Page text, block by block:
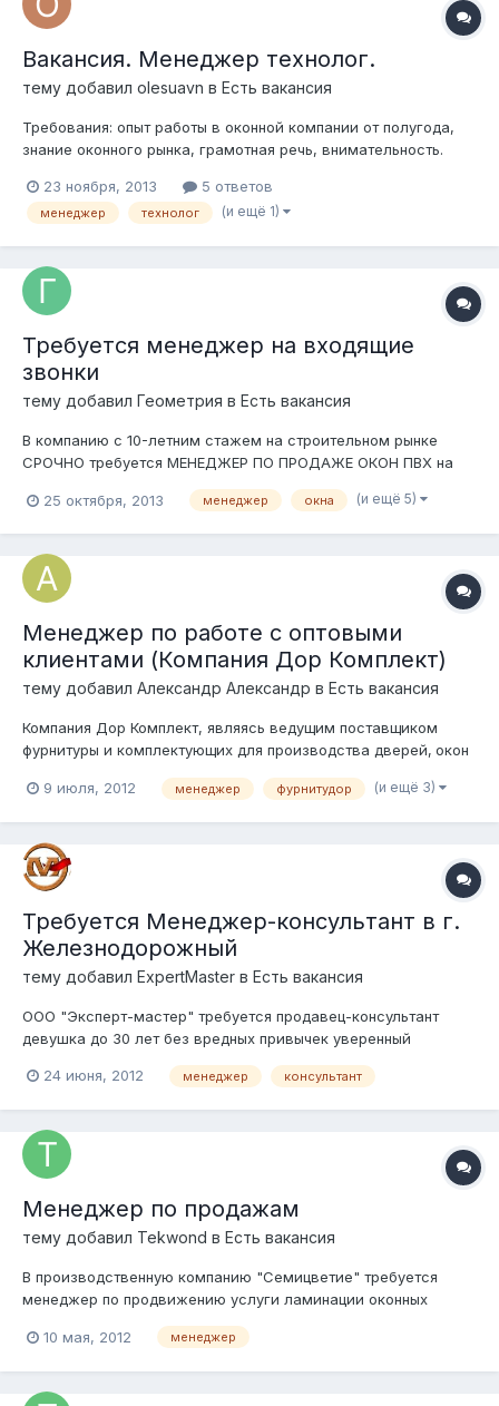
Вакансия. Менеджер технолог.
тему добавил olesuavn в Есть вакансия
Требования: опыт работы в оконной компании от полугода,
знание оконного рынка, грамотная речь, внимательность.
Условия: оформление по ТК, работа в офисе (м.
Текстильщики), график 5/2, З/п - от 30 тыс. руб. Контактный
23 ноября, 2013 5 ответов
менеджер технолог (и ещё 1)
Требуется менеджер на входящие
звонки
тему добавил Геометрия в Есть вакансия
В компанию с 10-летним стажем на строительном рынке
СРОЧНО требуется МЕНЕДЖЕР ПО ПРОДАЖЕ ОКОН ПВХ на
Предлагаем отличные: - системы бонусов! - официальное
минутах от метро...
25 октября, 2013 менеджер окна (и ещё 5)
Менеджер по работе с оптовыми
клиентами (Компания Дор Комплект)
тему добавил Александр Александр в Есть вакансия
Компания Дор Комплект, являясь ведущим поставщиком
фурнитуры и комплектующих для производства дверей‚ окон
дистрибьютор многих европейских торговых марок
опытом работы в области оптовых продаж н...
9 июля, 2012 менеджер фурнитудор (и ещё 3)
Требуется Менеджер-консультант в г.
Железнодорожный
тему добавил ExpertMaster в Есть вакансия
ООО "Эксперт-мастер" требуется продавец-консультант
девушка до 30 лет без вредных привычек уверенный
от 15 000 руб +% полный рабочий день опыт работы
компании www.exp-m.ru...
24 июня, 2012 менеджер консультант
Менеджер по продажам
тему добавил Tekwond в Есть вакансия
В производственную компанию "Семицветие" требуется
менеджер по продвижению услуги ламинации оконных
ул.Привольная д.61/1 Требования к соискателям: 1.Ориентация
Навыки проведения презентац...
10 мая, 2012 менеджер